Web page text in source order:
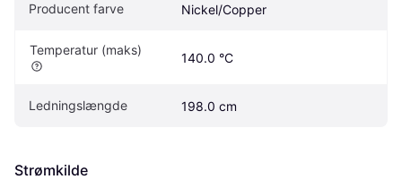
Producent farve Nickel/Copper
Temperatur (maks)
140.0 °C
Ledningslængde 198.0 cm
Strømkilde